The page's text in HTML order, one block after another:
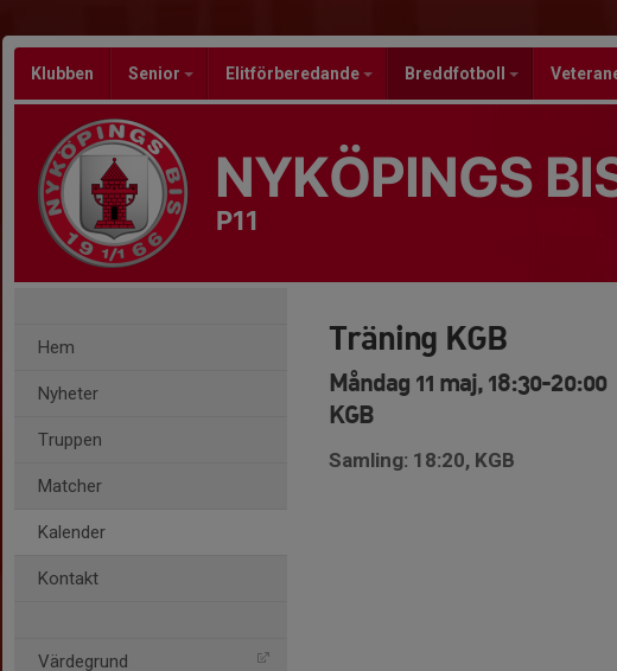
Klubben Senior Elitförberedande Breddfotboll
NYKÖPINGS
P11
Hem
Nyheter
Truppen
Matcher
Kalender
Kontakt
Värdegrund
Träning KGB
Måndag 11 maj, 18:30-20:00
KGB
Samling: 18:20, KGB